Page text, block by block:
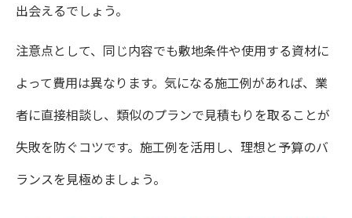
出会えるでしょう。
注意点として、同じ内容でも敷地条件や使用する資材に
よって費用は異なります。気になる施工例があれば、業
者に直接相談し、類似のプランで見積もりを取ることが
失敗を防ぐコツです。施工例を活用し、理想と予算のバ
ランスを見極めましょう。